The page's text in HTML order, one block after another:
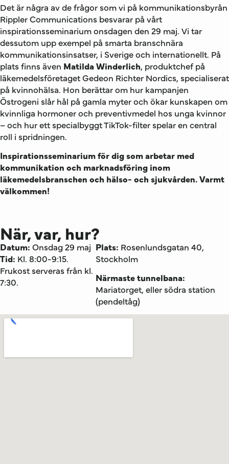
Det är några av de frågor som vi på kommunikationsbyrån
Rippler Communications besvarar på vårt
inspirationsseminarium onsdagen den 29 maj. Vi tar
dessutom upp exempel på smarta branschnära
kommunikationsinsatser, i Sverige och internationellt. På
plats finns även Matilda Winderlich, produktchef på
läkemedelsföretaget Gedeon Richter Nordics, specialiserat
på kvinnohälsa. Hon berättar om hur kampanjen
Östrogeni slår hål på gamla myter och ökar kunskapen om
kvinnliga hormoner och preventivmedel hos unga kvinnor
– och hur ett specialbyggt TikTok-filter spelar en central
roll i spridningen.
Inspirationsseminarium för dig som arbetar med
kommunikation och marknadsföring inom
läkemedelsbranschen och hälso- och sjukvården. Varmt
välkommen!
När, var, hur?
Datum: Onsdag 29 maj
Tid: Kl. 8:00-9:15.
Frukost serveras från kl.
7:30.
Plats: Rosenlundsgatan 40,
Stockholm
Närmaste tunnelbana:
Mariatorget, eller södra station
(pendeltåg)